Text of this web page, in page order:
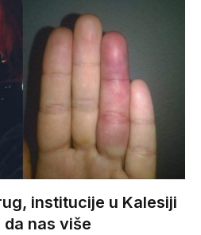
institucije u Kalesiji
da nas više